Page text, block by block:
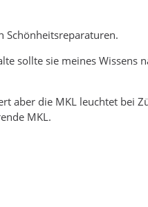
Schönheitsreparaturen.
sollte sie meines Wissens
aber die MKL leuchtet bei
MKL.